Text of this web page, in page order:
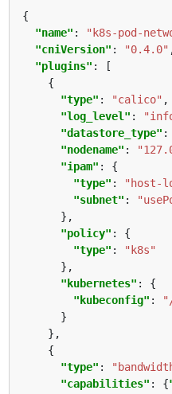
"name" : "k8s-pod-
"cniVersion" : "0.4.0"
"plugins"
"type" : "calico"
"log_level" :
"datastore_type" :
"nodename" :
"ipam"
"type" : "host-
"subnet" :
"policy"
"type" :
"k8s"
"kubernetes"
"kubeconfig" :
"type" :
"capabilities" : {